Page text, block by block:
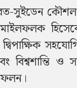
সুইডেন
বিশ্বশান্তি ও